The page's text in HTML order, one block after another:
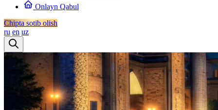
Onlayn Qabul
Chipta sotib olish
ru en uz